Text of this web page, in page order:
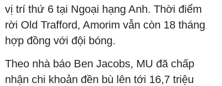
vị trí thứ 6 tại Ngoại hạng Anh. Thời điểm
rời Old Trafford, Amorim vẫn còn 18 tháng
hợp đồng với đội bóng.
Theo nhà báo Ben Jacobs, MU đã chấp
nhận chi khoản đền bù lên tới 16,7 triệu